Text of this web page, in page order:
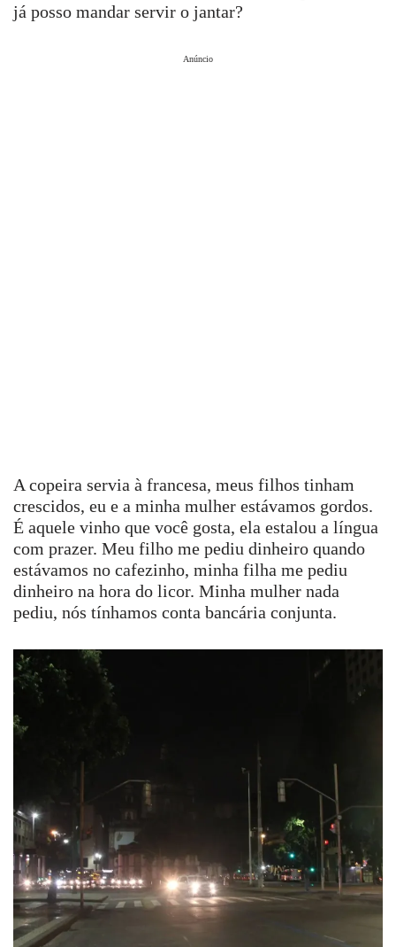
já posso mandar servir o jantar?
Anúncio
A copeira servia à francesa, meus filhos tinham
crescidos, eu e a minha mulher estávamos gordos.
É aquele vinho que você gosta, ela estalou a língua
com prazer. Meu filho me pediu dinheiro quando
estávamos no cafezinho, minha filha me pediu
dinheiro na hora do licor. Minha mulher nada
pediu, nós tínhamos conta bancária conjunta.